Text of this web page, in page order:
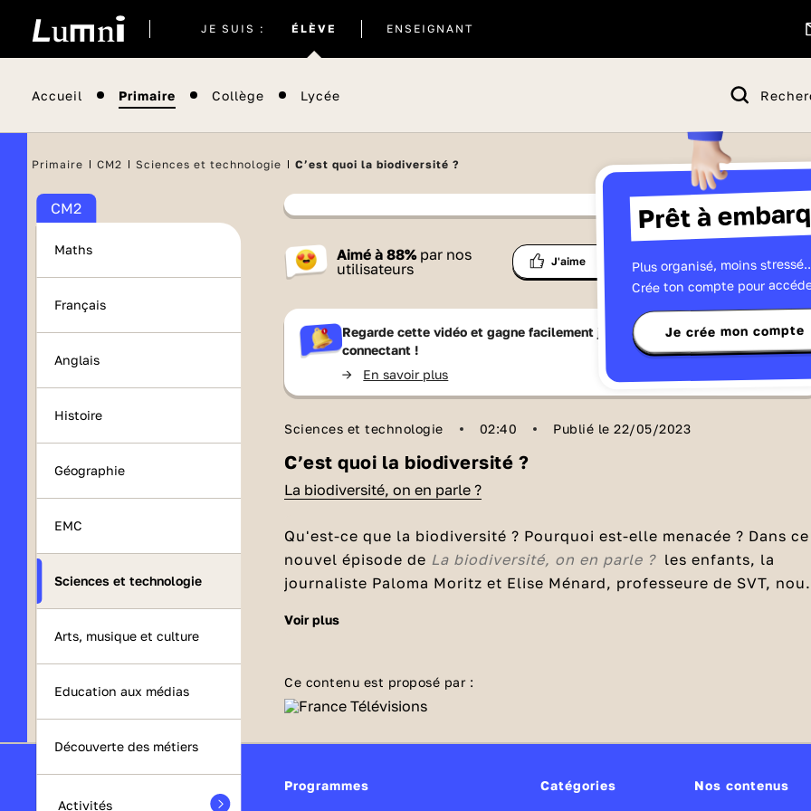
JE SUIS : ÉLÈVE
actuel
ENSEIGNANT
Accueil Primaire Collège Lycée
Prêt à
Plus organisé, moins
Crée ton compte pour
Je crée mon compte
Primaire CM2 Sciences et technologie C’est quoi la biodiversité ?
CM2
Maths
Français
Anglais
Histoire
Géographie
EMC
Sciences et technologie
Arts, musique et culture
Education aux médias
Découverte des métiers
Activités
Contenu proposé par
France Télévisions
Aimé à88% par nos
utilisateurs
J'aime
liste
Partager
Regarde cette vidéo et gagne facilement jusqu'à 15 Lumnizen te
connectant !
-> En savoir plus
Sciences et technologie 02:40 Publié le 22/05/2023
C’est quoi la biodiversité ?
La biodiversité, on en parle ?
Qu'est-ce que la biodiversité ? Pourquoi est-elle menacée ? Dans ce
nouvel épisode de La biodiversité, on en parle ? les enfants, la
journaliste Paloma Moritz et Elise Ménard, professeure de SVT,
Qu'est-ce que la biodiversité ?
le mot « diversité » qui désigne la pluralité des êtres vivants. La
biodiversité, c’est la diversité de la vie et ce qu’on a tendance à
Si elle disparaît, on disparaît aussi.
voir plus
Ce contenu est proposé par :
Programmes Catégories Nos contenus